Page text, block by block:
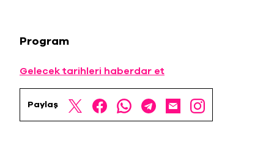
Program
Gelecek tarihleri haberdar et
Paylaş